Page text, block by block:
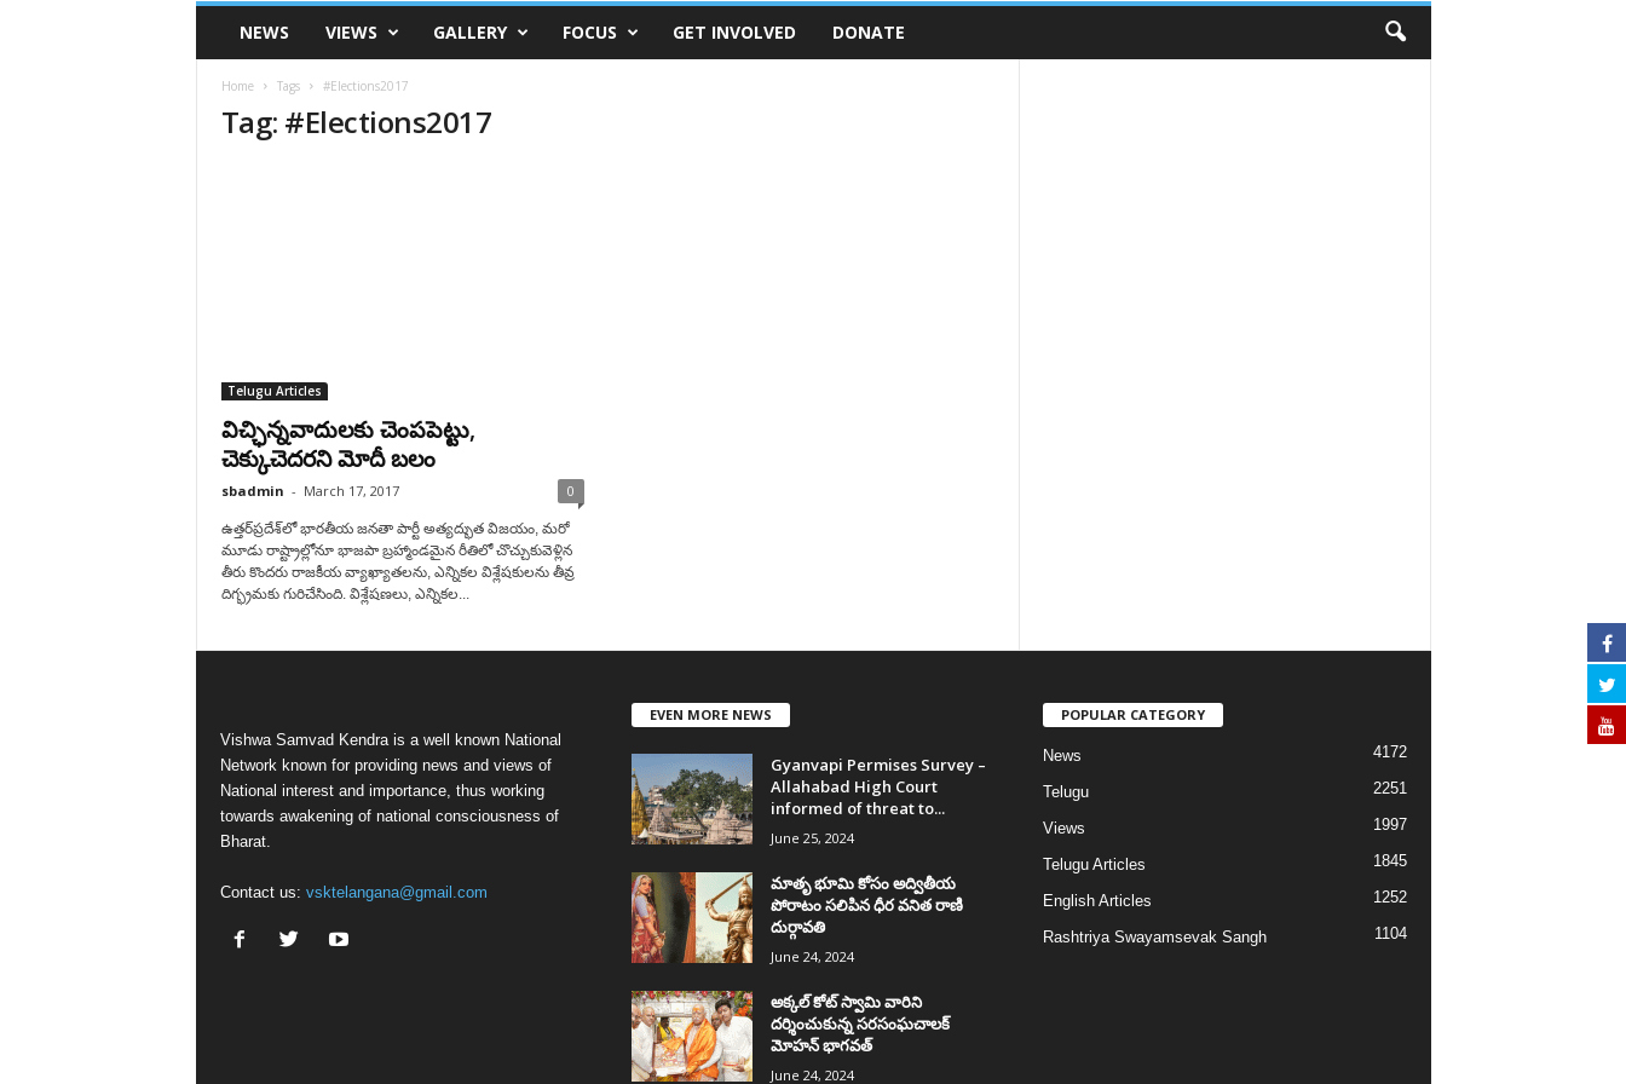
VSK
TelanganaNEWS VIEWS GALLERY FOCUS GET INVOLVED DONATE
Home Tags #Elections2017
Tag: #Elections2017
Telugu Articles
విచ్ఛిన్నవాదులకు చెంపపెట్టు,
చెక్కుచెదరని మోదీ బలం
sbadmin - March 17, 2017 0
ఉత్తర్‌ప్రదేశ్‌లో భారతీయ జనతా పార్టీ అత్యద్భుత విజయం, మరో
మూడు రాష్ట్రాల్లోనూ భాజపా బ్రహ్మాండమైన రీతిలో చొచ్చుకువెళ్లిన
తీరు కొందరు రాజకీయ వ్యాఖ్యాతలను, ఎన్నికల విశ్లేషకులను తీవ్ర
దిగ్భ్రమకు గురిచేసింది. విశ్లేషణలు, ఎన్నికల...
Vishwa Samvad Kendra is a well known National
Network known for providing news and views of
National interest and importance, thus working
towards awakening of national consciousness of
Bharat.
Contact us: vsktelangana@gmail.com
EVEN MORE NEWS
Gyanvapi Permises Survey –
Allahabad High Court
informed of threat to...
June 25, 2024
మాతృ భూమి కోసం అద్వితీయ
పోరాటం సలిపిన ధీర వనిత రాణి
దుర్గావతి
June 24, 2024
అక్కల్‌ కోట్‌ స్వామి వారిని
దర్శించుకున్న సరసంఘచాలక్
మోహన్ భాగవత్
June 24, 2024
POPULAR CATEGORY
News 4172
Telugu 2251
Views 1997
Telugu Articles 1845
English Articles 1252
Rashtriya Swayamsevak Sangh 1104